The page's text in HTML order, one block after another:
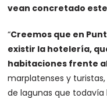
vean concretado
“Creemos que en
existir la hotelería,
habitaciones frente
marplatenses y
de lagunas que